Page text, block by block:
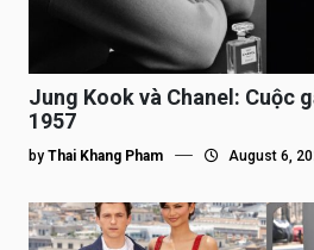
Jung Kook và Chanel: Cuộc
1957
by Thai Khang Pham August 6,